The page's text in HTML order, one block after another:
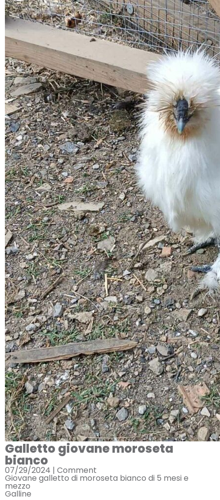
Galletto giovane moroseta
bianco
07/29/2024 | Comment
Giovane galletto di moroseta bianco di 5 mesi e
mezzo
Galline